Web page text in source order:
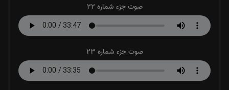
صوت جزء شماره 22
صوت جزء شماره 23